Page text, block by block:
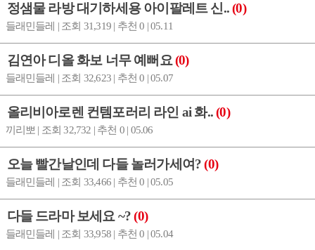
정샘물 라방 대기하세용 아이팔레트 신..(0)
들래민들레 | 조회 31,319 | 추천 0 | 05.11
김연아 디올 화보 너무 예뻐요(0)
들래민들레 | 조회 32,623 | 추천 0 | 05.07
올리비아로렌 컨템포러리 라인 ai 화..(0)
끼리뽀 | 조회 32,732 | 추천 0 | 05.06
오늘 빨간날인데 다들 놀러가세여?(0)
들래민들레 | 조회 33,466 | 추천 0 | 05.05
다들 드라마 보세요 ~?(0)
들래민들레 | 조회 33,958 | 추천 0 | 05.04